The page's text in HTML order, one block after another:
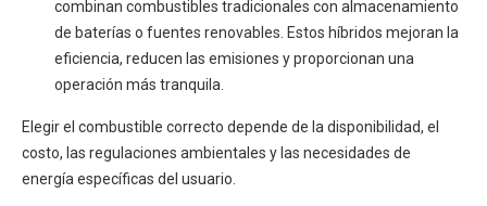
combinan combustibles tradicionales con almacenamiento
de baterías o fuentes renovables. Estos híbridos mejoran la
eficiencia, reducen las emisiones y proporcionan una
operación más tranquila.
Elegir el combustible correcto depende de la disponibilidad, el
costo, las regulaciones ambientales y las necesidades de
energía específicas del usuario.